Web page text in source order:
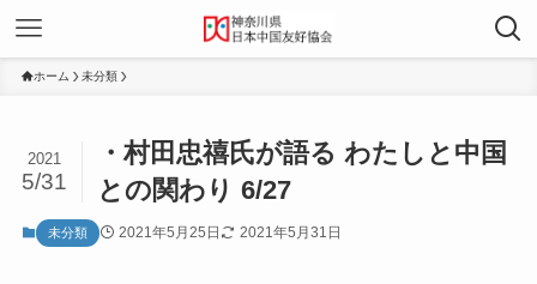
ホーム 未分類
・村田忠禧氏が語る わたしと中国
との関わり 6/27
2021
5/31
未分類 2021年5月25日 2021年5月31日